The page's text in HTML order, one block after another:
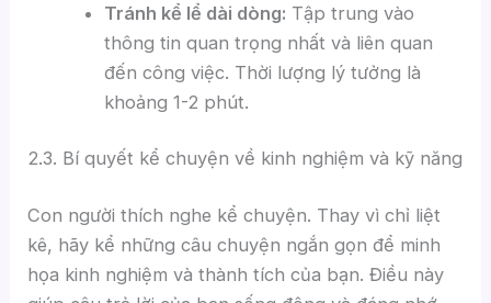
Tránh kể lể dài dòng: Tập trung vào
thông tin quan trọng nhất và liên quan
đến công việc. Thời lượng lý tưởng là
khoảng 1-2 phút.
2.3. Bí quyết kể chuyện về kinh nghiệm và kỹ năng
Con người thích nghe kể chuyện. Thay vì chỉ liệt
kê, hãy kể những câu chuyện ngắn gọn để minh
họa kinh nghiệm và thành tích của bạn. Điều này